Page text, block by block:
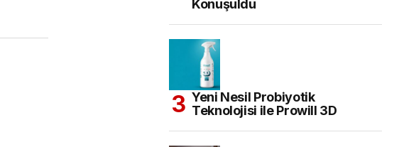
Konuşuldu
Yeni Nesil Probiyotik
Teknolojisi ile Prowill 3D